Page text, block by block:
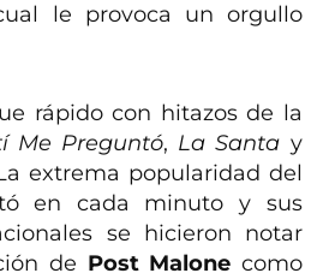
le provoca un orgullo
rápido con hitazos de la
Me Preguntó, La Santa y
extrema popularidad del
en cada minuto y sus
se hicieron notar
de Post Malone como